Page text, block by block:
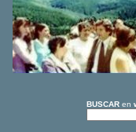
BUSCAR en